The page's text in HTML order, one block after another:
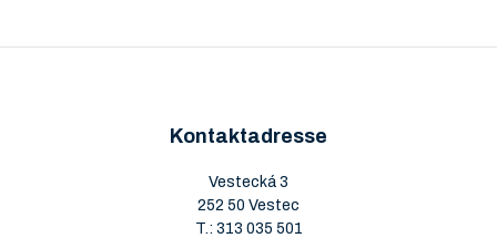
Kontaktadresse
Vestecká 3
252 50 Vestec
T.: 313 035 501